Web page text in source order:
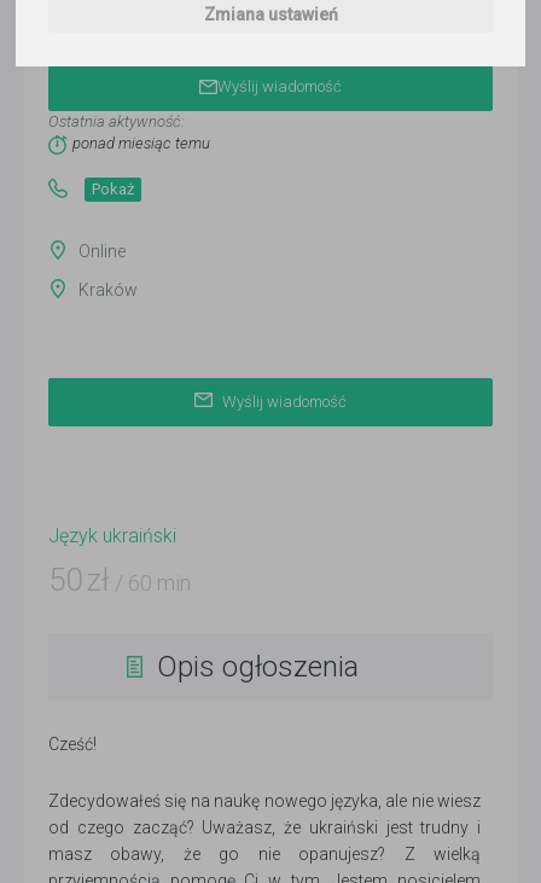
Zmiana ustawień
Wyślij wiadomość
Ostatnia aktywność:
ponad miesiąc temu
Pokaż
Online
Kraków
Wyślij wiadomość
Język ukraiński
50 zł / 60 min
Opis ogłoszenia
Cześć!
Zdecydowałeś się na naukę nowego języka, ale nie wiesz
od czego zacząć? Uważasz, że ukraiński jest trudny i
masz obawy, że go nie opanujesz? Z wielką